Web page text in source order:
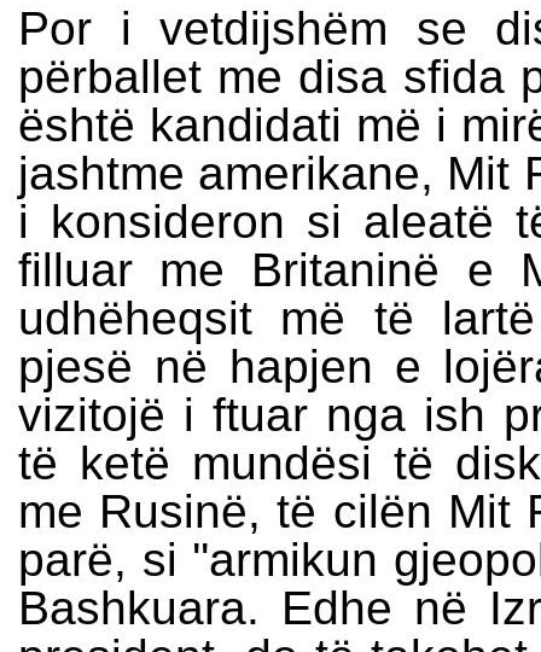
Por i vetdijshëm se
përballet me disa sfida
është kandidati më i
jashtme amerikane,
i konsideron si aleatë
filluar me Britaninë e
udhëheqsit më të
pjesë në hapjen e
vizitojë i ftuar nga ish
të ketë mundësi të
me Rusinë, të cilën Mit
parë, si ''armikun
Bashkuara. Edhe në